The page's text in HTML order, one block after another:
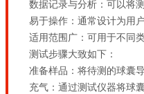
数据记录与分析：可以将
易于操作：通常设计为用
适用范围广：可用于不同
测试步骤大致如下：
准备样品：将待测的球囊
充气：通过测试仪器将球